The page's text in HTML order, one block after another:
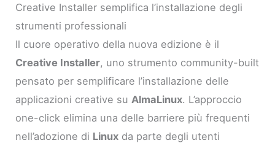
Creative Installer semplifica l’installazione degli
strumenti professionali
Il cuore operativo della nuova edizione è il
Creative Installer, uno strumento community-built
pensato per semplificare l’installazione delle
applicazioni creative su AlmaLinux. L’approccio
one-click elimina una delle barriere più frequenti
nell’adozione di Linux da parte degli utenti